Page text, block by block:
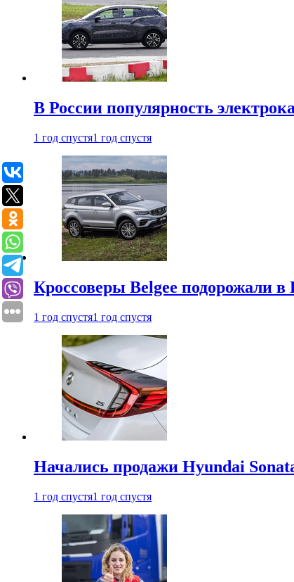
В России популярность
1 год спустя1 год спустя
Кроссоверы Belgee подорожали в
1 год спустя1 год спустя
Начались продажи Hyundai
1 год спустя1 год спустя